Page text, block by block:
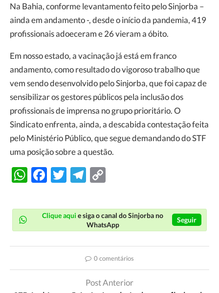
Na Bahia, conforme levantamento feito pelo Sinjorba –
ainda em andamento -, desde o início da pandemia, 419
profissionais adoeceram e 26 vieram a óbito.
Em nosso estado, a vacinação já está em franco
andamento, como resultado do vigoroso trabalho que
vem sendo desenvolvido pelo Sinjorba, que foi capaz de
sensibilizar os gestores públicos pela inclusão dos
profissionais de imprensa no grupo prioritário. O
Sindicato enfrenta, ainda, a descabida contestação feita
pelo Ministério Público, que segue demandando do STF
uma posição sobre a questão.
WhatsApp
Facebook
TwitterTelegram
Clique aqui e siga o canal do Sinjorba no
WhatsApp
Seguir
0 comentários
Post Anterior